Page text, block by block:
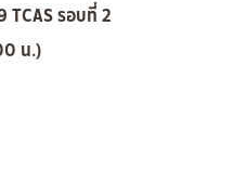
รอบที่ 2
น.)